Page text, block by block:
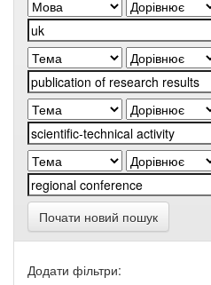
Почати новий пошук
Додати фільтри: